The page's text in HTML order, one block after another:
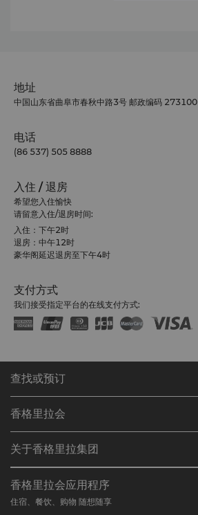
地址
中国山东省曲阜市春秋中路3号 邮政编码 273100
电话
(86 537) 505 8888
入住 / 退房
希望您入住愉快
请留意入住/退房时间:
入住：下午2时
退房：中午12时
豪华阁延迟退房至下午4时
支付方式
我们接受指定平台的在线支付方式:
查找或预订
查找预订
餐厅与酒吧
香格里拉会
加入香格里拉会
常见问题
联络我们
关于香格里拉集团
我们的酒店品牌
香格里拉中心
职业发展
企业社会责任
香格里拉会应用程序
住宿、餐饮、购物 随想随享